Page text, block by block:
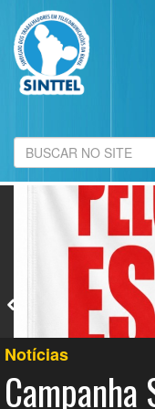
SaÃºde
Fim da